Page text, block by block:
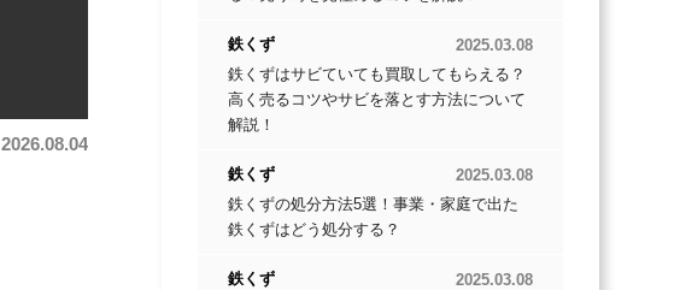
鉄くず
2025.03.08
鉄くずはサビていても買取してもらえる？
高く売るコツやサビを落とす方法について
解説！
鉄くず
2025.03.08
鉄くずの処分方法5選！事業・家庭で出た
鉄くずはどう処分する？
鉄くず
2025.03.08
2026.08.04